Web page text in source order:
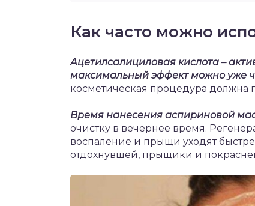
Как часто можно
Ацетилсалициловая кислота –
максимальный эффект можно уже
косметическая процедура должна
Время нанесения аспириновой
очистку в вечернее время.
воспаление и прыщи уходят
отдохнувшей, прыщики и